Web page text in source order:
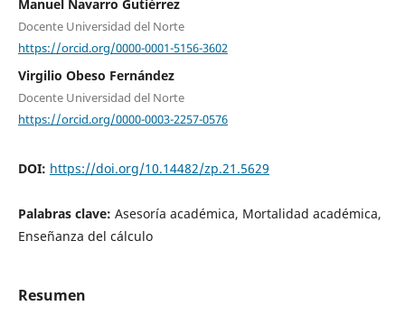
Manuel Navarro Gutiérrez
Docente Universidad del Norte
https://orcid.org/0000-0001-5156-3602
Virgilio Obeso Fernández
Docente Universidad del Norte
https://orcid.org/0000-0003-2257-0576
DOI: https://doi.org/10.14482/zp.21.5629
Palabras clave: Asesoría académica, Mortalidad académica,
Enseñanza del cálculo
Resumen